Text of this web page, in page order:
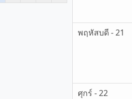
พฤหัสบดี - 21
ศุกร์ - 22